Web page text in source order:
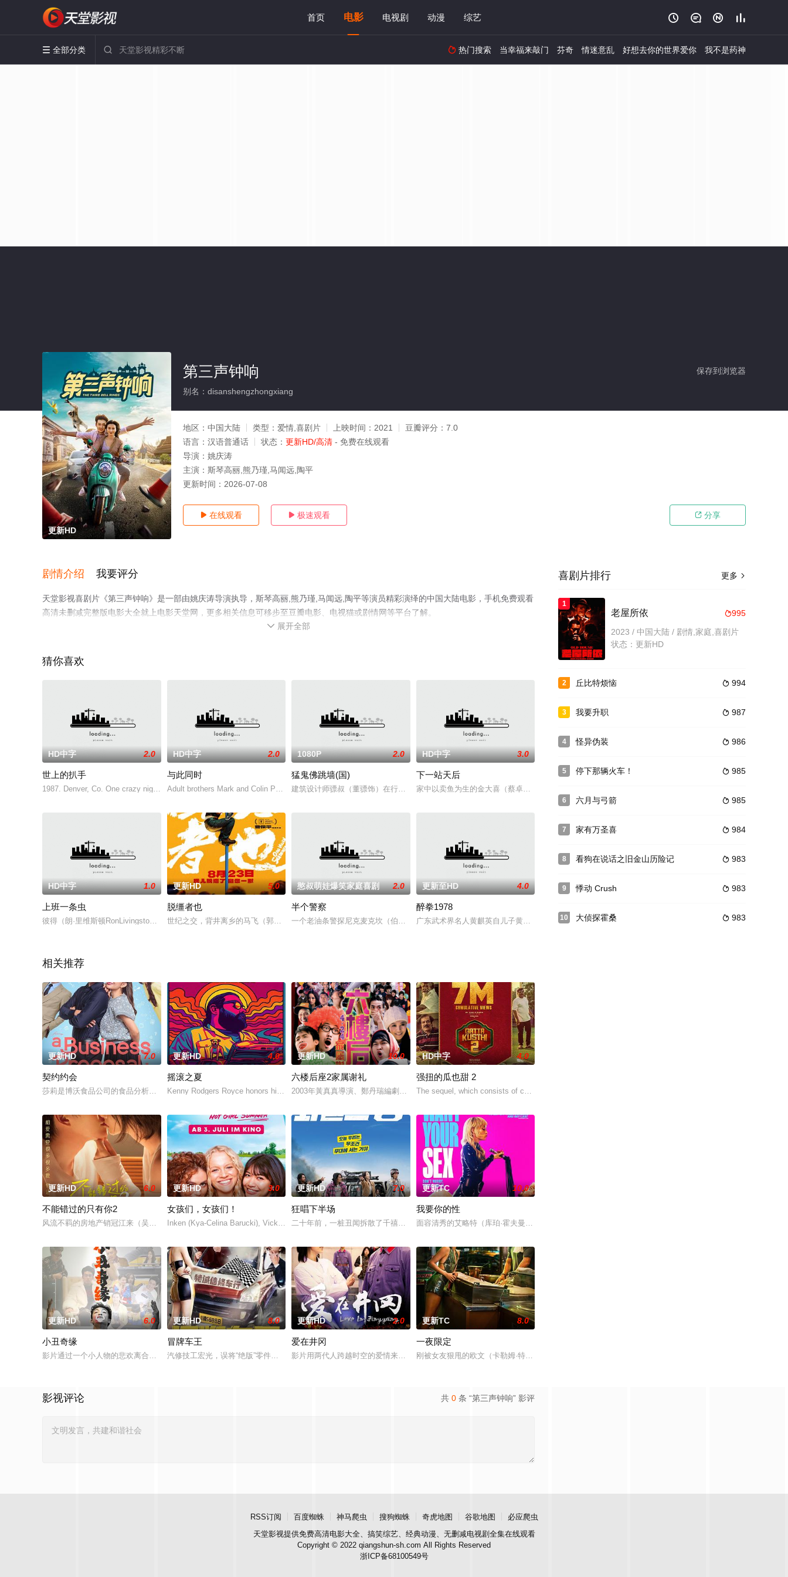
首页 电影 电视剧 动漫 综艺    
 全部分类   热门搜索 当幸福来敲门 芬奇 情迷意乱 好想去你的世界爱你 我不是药神
更新HD
保存到浏览器
第三声钟响
别名：disanshengzhongxiang
地区： 中国大陆 类型： 爱情,喜剧片 上映时间： 2021 豆瓣评分： 7.0
语言： 汉语普通话 状态： 更新HD/高清 - 免费在线观看
导演： 姚庆涛
主演： 斯琴高丽,熊乃瑾,马闻远,陶平
更新时间： 2026-07-08
 在线观看  极速观看  分享
剧情介绍 我要评分
天堂影视喜剧片《第三声钟响》是一部由姚庆涛导演执导，斯琴高丽,熊乃瑾,马闻远,陶平等演员精彩演绎的中国大陆电影，手机免费观看
高清未删减完整版电影大全就上电影天堂网，更多相关信息可移步至豆瓣电影、电视猫或剧情网等平台了解。
 展开全部
猜你喜欢
HD中字 2.0
世上的扒手
1987. Denver, Co. One crazy night in the life of four friends reeling from the
HD中字 2.0
与此同时
Adult brothers Mark and Colin Pollock still live with their parents Frank and M
1080P 2.0
猛鬼佛跳墙(国)
建筑设计师骠叔（董骠饰）在行业内辛勤工作二十年，最近因一单设计受到老板赏识，升迁之余，更获赠一幢山中别墅的使用权。骠叔与妻子（狄
HD中字 3.0
下一站天后
家中以卖鱼为生的金大喜（蔡卓妍饰），热爱唱歌的她从小便发明星梦。一个机会让她进入了Harry(陈小春饰)
HD中字 1.0
上班一条虫
彼得（朗·里维斯顿RonLivingston饰）对于自己目前的状况感到十分困扰，乏味而又枯燥的工作让他觉得前途暗淡，老板是个十足的混蛋可是作风十分严谨让人抓不
更新HD 5.0
脱缰者也
世纪之交，背井离乡的马飞（郭麒麟 饰）重返天津，在种种不尽如意的遭遇下“拐走”外甥李嘉文（胡朗荃 饰），舅甥就此踏上一段“离经叛道”之旅。事态脱缰失控，抽象不
憨叔萌娃爆笑家庭喜剧 2.0
半个警察
一个老油条警探尼克麦克坎（伯特·雷诺兹饰）一直是单打独斗、雷厉风行。在一次办案中，不料一个八岁男孩狄凡巴特勒成为一件犯罪案件的唯一
更新至HD 4.0
醉拳1978
广东武术界名人黄麒英自儿子黄飞鸿（成龙）小时候起就严格训练其习武，可惜黄飞鸿少年时代年轻气盛，
相关推荐
更新HD 7.0
契约约会
莎莉是博沃食品公司的食品分析师，如今陷入财务困境，她答应为挚友雅斯敏牵线搭桥，为她安排相亲。原来，雅斯敏的约会对象是乌塔玛，博沃食品公司的继承人，名声赫赫。乌
更新HD 4.0
摇滚之夏
Kenny Rodgers Royce honors his late mother's legacy by following Dead and C
更新HD 10.0
六楼后座2家属谢礼
2003年黃真真導演、鄭丹瑞編劇的喜劇《六樓后座》拍出香港新一代的愛情面面觀，其中「Truth orDare」大膽遊戲更表達時下年青人對於感情所體
HD中字 4.0
强扭的瓜也甜 2
The sequel, which consists of consecutive events following the film Gatta Kusth
更新HD 6.0
不能错过的只有你2
风流不羁的房地产销冠江来（吴翊歌 饰），为利益化身“深情画家”，步步为营接近倔强女医生李梦（李萌萌 饰）。他算计利益得失，她却赌上了余生信任，他们之间，连错过
更新HD 3.0
女孩们，女孩们！
Inken (Kya-Celina Barucki), Vicky (Julia Novohradsky) und Lena (Nhung Hong) sin
更新HD 7.0
狂唱下半场
二十年前，一桩丑闻拆散了千禧年初期当红的韩国流行三人团体。如今，三人为了一场仅有一次的演出再度合体，前提是他们得克服接踵而来的重
更新TC 10.0
我要你的性
面容清秀的艾略特（库珀·霍夫曼 Cooper Hoffman 饰）在著名艺术家艾丽卡·特蕾西（奥利维亚·王尔德 Olivia
更新HD 6.0
小丑奇缘
影片通过一个小人物的悲欢离合，宣扬了树立正确的恋爱观生活观的必要性，鞭挞了追金，虚荣等错误的观念，让人在捧腹之余感受到人性人情之美。
更新HD 8.0
冒牌车王
汽修技工宏光，误将“绝版”零件遗落盲女薛薇薇家中，为了找回丢失的东西，宏光无意中伪装成车王与薇薇进行交往，一场错位的爱情故事由此展开。
更新HD 2.0
爱在井冈
影片用两代人跨越时空的爱情来演绎吉安老区人民的创业故事、幸福故事、追梦故事。脱贫不松劲，致富再出发。虽然父亲曾在家乡遭到爱情事业
更新TC 8.0
一夜限定
刚被女友狠甩的欧文（卡勒姆·特纳 饰）和满怀浪漫情怀和希望的艾莉（莫妮卡·巴巴罗 饰）或许是这座城市
共 0 条 “第三声钟响” 影评
影视评论
更多 
喜剧片排行
1
995
老屋所依
2023 / 中国大陆 / 剧情,家庭,喜剧片
状态：更新HD
2  994
丘比特烦恼
3  987
我要升职
4  986
怪异伪装
5  985
停下那辆火车！
6  985
六月与弓箭
7  984
家有万圣喜
8  983
看狗在说话之旧金山历险记
9  983
悸动 Crush
10  983
大侦探霍桑
RSS订阅 百度蜘蛛 神马爬虫 搜狗蜘蛛 奇虎地图 谷歌地图
必应爬虫
天堂影视提供免费高清电影大全、搞笑综艺、经典动漫、无删减电视剧全集在线观看
Copyright © 2022 qiangshun-sh.com All Rights Reserved
浙ICP备68100549号